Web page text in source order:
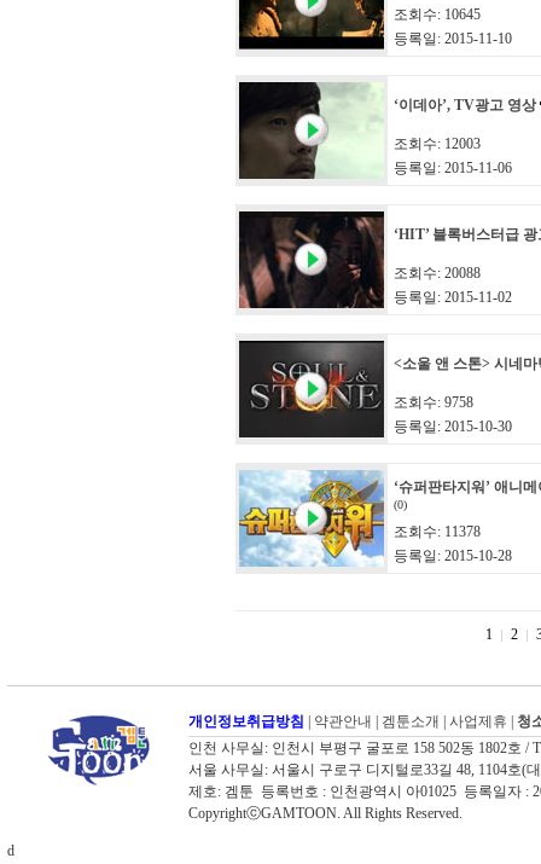
조회수: 10645
등록일: 2015-11-10
‘이데아’, TV광고 영상
조회수: 12003
등록일: 2015-11-06
‘HIT’ 블록버스터급
조회수: 20088
등록일: 2015-11-02
<소울 앤 스톤> 시네마
조회수: 9758
등록일: 2015-10-30
‘슈퍼판타지워’ 애니
(0)
조회수: 11378
등록일: 2015-10-28
1 2
개인정보취급방침 약관안내 겜툰소개 사업제휴
청
인천 사무실: 인천시 부평구 굴포로 158 502동 1802호 /
서울 사무실: 서울시 구로구 디지털로33길 48, 1104호(
제호: 겜툰 등록번호 : 인천광역시 아01025 등록일자 :
CopyrightⓒGAMTOON. All Rights Reserved.
d